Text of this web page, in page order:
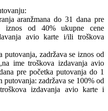
aranžmana do 31 dana pre
iznos od 40% ukupne cene
avio karte i/ili troškova
zadržava se iznos od
ime troškova izdavanja avio
pre početka putovanja do 1
putovanja: zadržava se 100% od
izdavanja avio karte i